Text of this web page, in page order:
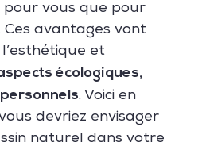
vous que pour
Ces avantages vont
et
écologiques,
. Voici en
devriez envisager
naturel dans votre